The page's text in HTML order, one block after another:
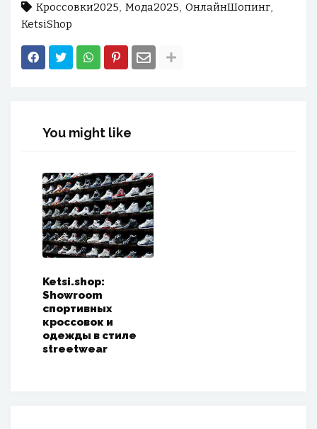
Кроссовки2025 Мода2025 ОнлайнШопинг
KetsiShop
You might like
Ketsi.shop:
Showroom
спортивных
кроссовок и
одежды в стиле
streetwear